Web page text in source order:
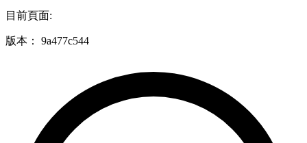
目前頁面:
版本： 9a477c544